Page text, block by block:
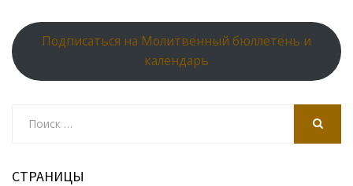
Подписаться на Молитвенный бюллетень и
календарь
СТРАНИЦЫ